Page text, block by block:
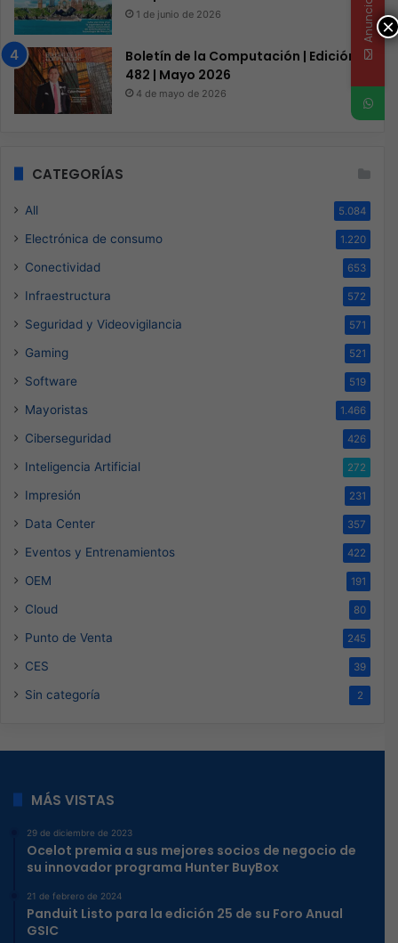
1 de junio de 2026
Boletín de la Computación | Edición
482 | Mayo 2026
4 de mayo de 2026
CATEGORÍAS
All 5.084
Electrónica de consumo 1.220
Conectividad 653
Infraestructura 572
Seguridad y Videovigilancia 571
Gaming 521
Software 519
Mayoristas 1.466
Ciberseguridad 426
Inteligencia Artificial 272
Impresión 231
Data Center 357
Eventos y Entrenamientos 422
OEM 191
Cloud 80
Punto de Venta 245
CES 39
Sin categoría 2
MÁS VISTAS
29 de diciembre de 2023
Ocelot premia a sus mejores socios de negocio de
su innovador programa Hunter BuyBox
21 de febrero de 2024
Panduit Listo para la edición 25 de su Foro Anual
GSIC
×
Anunciate